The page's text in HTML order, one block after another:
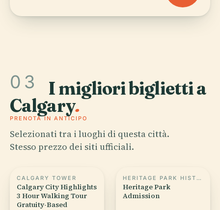
03 I migliori biglietti a
Calgary.
PRENOTA IN ANTICIPO
Selezionati tra i luoghi di questa città.
Stesso prezzo dei siti ufficiali.
CALGARY TOWER
Calgary City Highlights
3 Hour Walking Tour
Gratuity-Based
HERITAGE PARK HISTORICAL VILLAGE
Heritage Park
Admission